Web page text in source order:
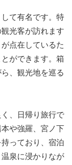
て有名です。特
光客が訪れます
点在しているた
ができます。箱
、観光地を巡る
、日帰り旅行で
や強羅、宮ノ下
っており、宿泊
泉に浸かりなが